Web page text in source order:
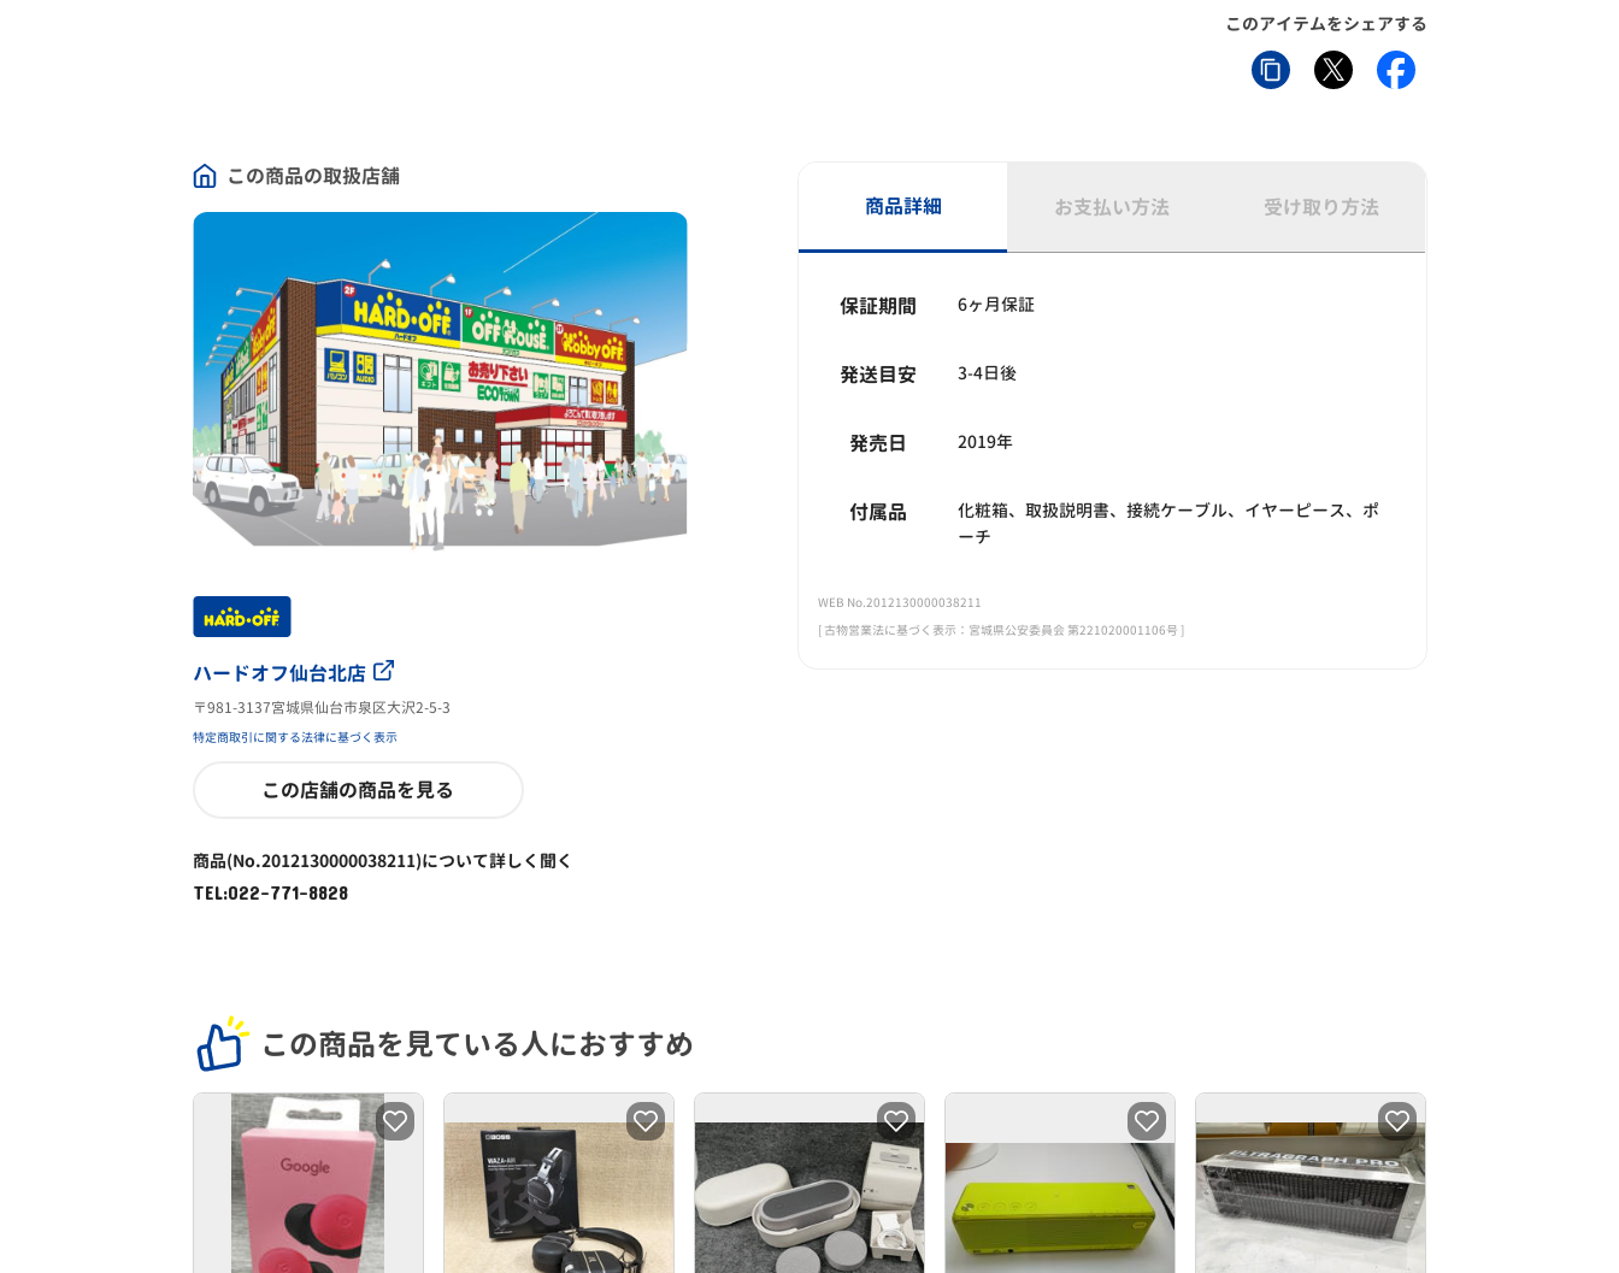
このアイテムをシェアする
この商品の取扱店舗
ハードオフ仙台北店
〒981-3137宮城県仙台市泉区大沢2-5-3
特定商取引に関する法律に基づく表示
この店舗の商品を見る
商品(No.2012130000038211)について詳しく聞く
TEL:022-771-8828
商品詳細 お支払い方法 受け取り方法
保証期間 6ヶ月保証
発送目安 3-4日後
発売日 2019年
付属品
化粧箱、取扱説明書、接続ケーブル、イヤーピース、ポ
ーチ
WEB No.2012130000038211
[ 古物営業法に基づく表示：宮城県公安委員会 第221020001106号 ]
この商品を見ている人におすすめ